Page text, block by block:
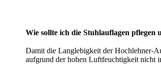
Wie sollte ich die Stuhlauflagen pflegen
Damit die Langlebigkeit der Hochlehner-
aufgrund der hohen Luftfeuchtigkeit nicht